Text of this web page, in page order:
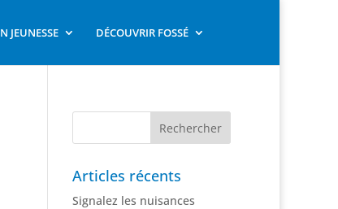
JEUNESSE DÉCOUVRIR FOSSÉ
Articles récents
Signalez les nuisances